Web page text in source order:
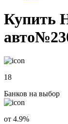
Купить
18
Банков на выбор
от 4.9%